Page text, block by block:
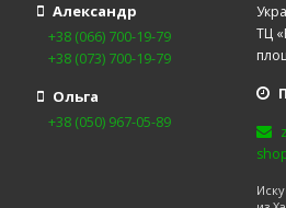
Александр
+38 (066) 700-19-79
+38 (073) 700-19-79
Ольга
+38 (050) 967-05-89
ТЦ